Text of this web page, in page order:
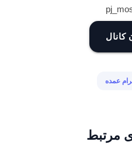
کانال
عمده
مرتبط